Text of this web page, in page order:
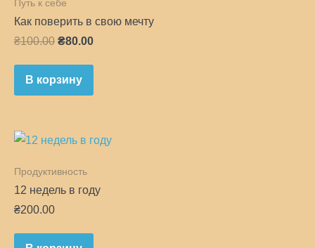
дажа!
Путь к себе
Как поверить в свою мечту
₴100.00 Первоначальная
составляла
₴100.00.
₴80.00Текущая
В корзину
Продуктивность
12 недель в году
₴200.00